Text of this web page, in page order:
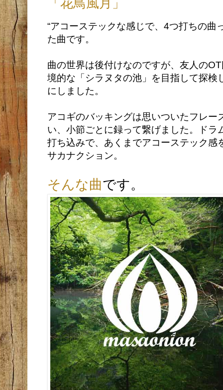
「花鳥風月」
“アコーステックな感じで、4つ打ちの曲
た曲です。
曲の世界は後付けなのですが、友人の
境的な「シラヌタの池」を目指して探検
にしました。
アコギのバッキングは思いついたフレ
い、小節ごとに録って繋げました。ド
打ち込みで、あくまでアコーステック感
サカナクション。
そんな曲です。